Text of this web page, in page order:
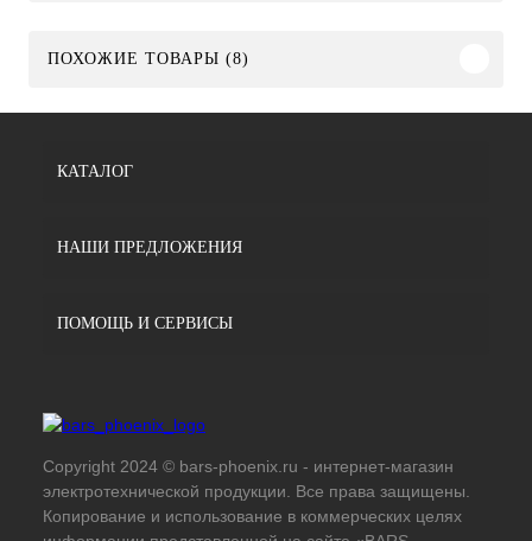
ПОХОЖИЕ ТОВАРЫ (8)
КАТАЛОГ
НАШИ ПРЕДЛОЖЕНИЯ
ПОМОЩЬ И СЕРВИСЫ
Copyright 2024 © bars-phoenix.ru - интернет-магазин
электротехнической продукции. Все права защищены.
Копирование и использование в коммерческих целях